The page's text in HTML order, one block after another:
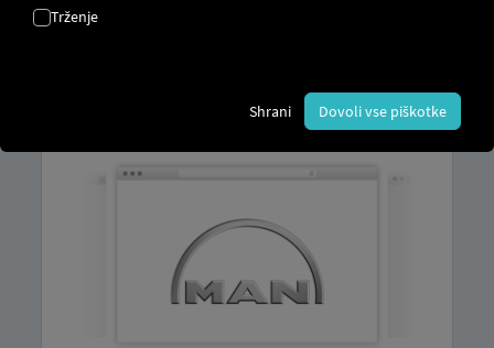
RIO
navodilih po
Trženje
Shrani Dovoli vse piškotke